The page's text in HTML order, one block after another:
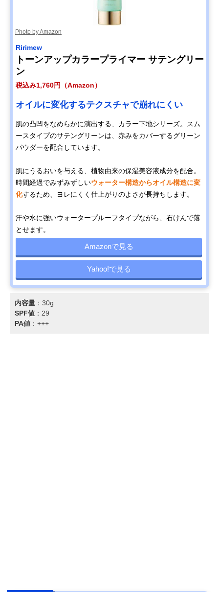
Photo by Amazon
Ririmew
トーンアップカラープライマー サテングリー
ン
税込み1,760円（Amazon）
オイルに変化するテクスチャで崩れにくい
肌の凸凹をなめらかに演出する、カラー下地シリーズ。スム
ースタイプのサテングリーンは、赤みをカバーするグリーン
パウダーを配合しています。
肌にうるおいを与える、植物由来の保湿美容液成分を配合。
時間経過でみずみずしいウォーター構造からオイル構造に変
化するため、ヨレにくく仕上がりのよさが長持ちします。
汗や水に強いウォータープルーフタイプながら、石けんで落
とせます。
Amazonで見る
Yahoo!で見る
内容量 ：30g
SPF値 ：29
PA値 ：+++